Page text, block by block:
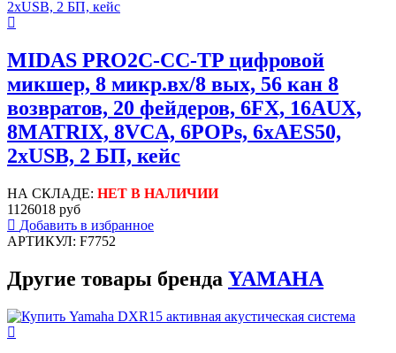
MIDAS PRO2C-CC-TP цифровой
микшер, 8 микр.вх/8 вых, 56 кан 8
возвратов, 20 фейдеров, 6FX, 16AUX,
8MATRIX, 8VCA, 6POPs, 6xAES50,
2xUSB, 2 БП, кейс
НА СКЛАДЕ: НЕТ В НАЛИЧИИ
1126018 руб
Добавить в избранное
АРТИКУЛ: F7752
Другие товары бренда YAMAHA